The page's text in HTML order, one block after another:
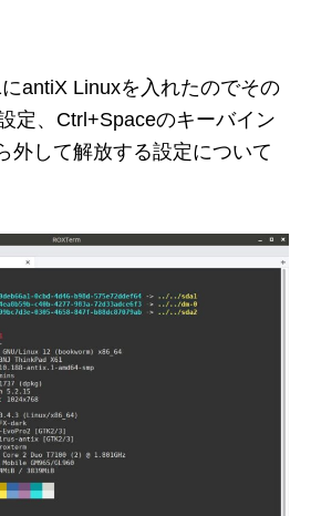
antiX Linuxを入れたのでその
定、Ctrl+Spaceのキーバイン
外して解放する設定について